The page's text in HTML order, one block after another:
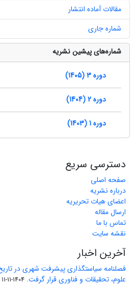
مقالات آماده انتشار
شماره جاری
شماره‌های پیشین نشریه
دوره 3 (1405)
دوره 2 (1404)
دوره 1 (1403)
دسترسی سریع
صفحه اصلی
درباره نشریه
اعضای هیات تحریریه
ارسال مقاله
تماس با ما
نقشه سایت
آخرین اخبار
علوم، تحقیقات و فناوری قرار گرفت. 1404-11-11